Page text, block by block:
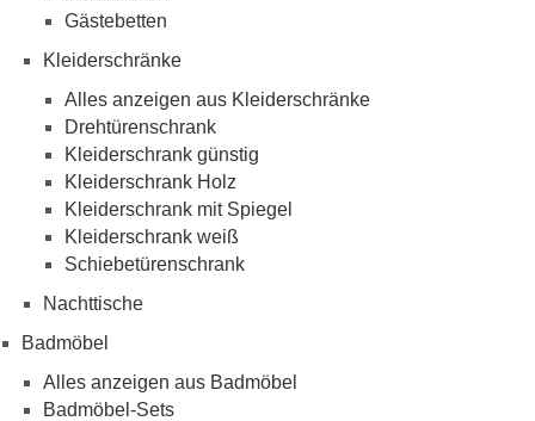
Gästebetten
Kleiderschränke
Alles anzeigen aus Kleiderschränke
Drehtürenschrank
Kleiderschrank günstig
Kleiderschrank Holz
Kleiderschrank mit Spiegel
Kleiderschrank weiß
Schiebetürenschrank
Nachttische
Badmöbel
Alles anzeigen aus Badmöbel
Badmöbel-Sets